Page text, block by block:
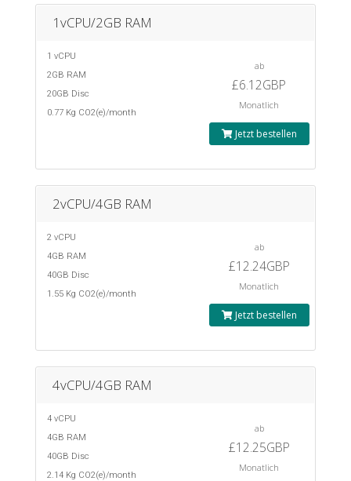
1vCPU/2GB RAM
1 vCPU
2GB RAM
20GB Disc
0.77 Kg CO2(e)/month
ab
£6.12GBP
Monatlich
Jetzt bestellen
2vCPU/4GB RAM
2 vCPU
4GB RAM
40GB Disc
1.55 Kg CO2(e)/month
ab
£12.24GBP
Monatlich
Jetzt bestellen
4vCPU/4GB RAM
4 vCPU
4GB RAM
40GB Disc
2.14 Kg CO2(e)/month
ab
£12.25GBP
Monatlich